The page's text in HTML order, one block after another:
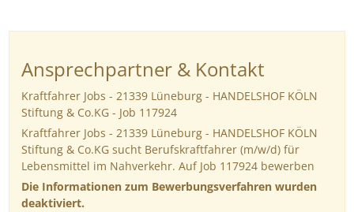
Ansprechpartner & Kontakt
Kraftfahrer Jobs - 21339 Lüneburg - HANDELSHOF KÖLN
Stiftung & Co.KG - Job 117924
Kraftfahrer Jobs - 21339 Lüneburg - HANDELSHOF KÖLN
Stiftung & Co.KG sucht Berufskraftfahrer (m/w/d) für
Lebensmittel im Nahverkehr. Auf Job 117924 bewerben
Die Informationen zum Bewerbungsverfahren wurden
deaktiviert.